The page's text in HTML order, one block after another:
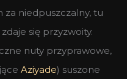
za niedpuszczalny, tu
się przyzwoity.
nuty przyprawowe,
Aziyade) suszone